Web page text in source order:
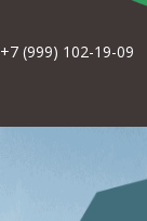
+7 (999) 102-19-09